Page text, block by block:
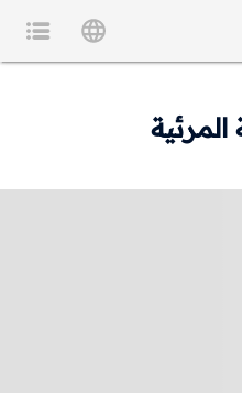
المرئية